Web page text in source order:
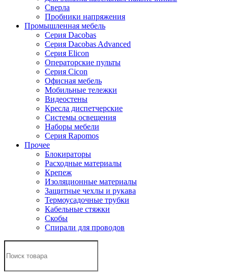
Сверла
Пробники напряжения
Промышленная мебель
Серия Dacobas
Серия Dacobas Advanced
Серия Elicon
Операторские пульты
Серия Cicon
Офисная мебель
Мобильные тележки
Видеостены
Кресла диспетчерские
Системы освещения
Наборы мебели
Серия Rapomos
Прочее
Блокираторы
Расходные материалы
Крепеж
Изоляционные материалы
Защитные чехлы и рукава
Термоусадочные трубки
Кабельные стяжки
Скобы
Спирали для проводов